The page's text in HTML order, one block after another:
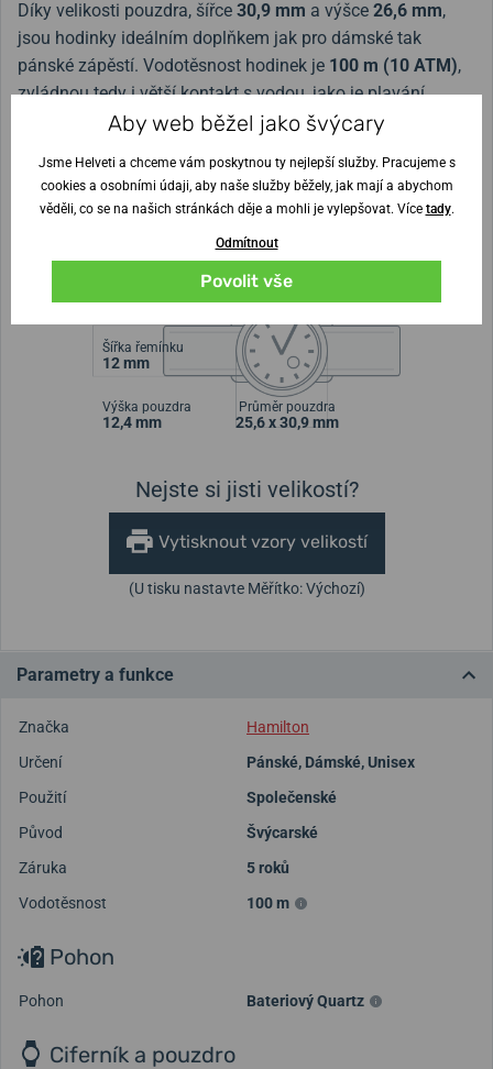
Díky velikosti pouzdra, šířce 30,9 mm a výšce 26,6 mm,
jsou hodinky ideálním doplňkem jak pro dámské tak
pánské zápěstí. Vodotěsnost hodinek je 100 m (10 ATM),
zvládnou tedy i větší kontakt s vodou, jako je plavání.
Originální ocelový náramek na tento model nese označení
H6050000301.
Recenze a testy:
Tvary hodinek a hodinkových pouzder
Šířka řemínku
12 mm
Výška pouzdra
12,4 mm
Průměr pouzdra
25,6 x 30,9 mm
Nejste si jisti velikostí?
Vytisknout vzory velikostí
(U tisku nastavte Měřítko: Výchozí)
Parametry a funkce
Značka
Hamilton
Určení
Pánské, Dámské,Unisex
Použití
Společenské
Původ
Švýcarské
Záruka
5 roků
Vodotěsnost
100 m
Pohon
Pohon Bateriový Quartz
Ciferník a pouzdro
Aby web běžel jako švýcary
Jsme Helveti a chceme vám poskytnou ty nejlepší služby. Pracujeme s
cookies a osobními údaji, aby naše služby běžely, jak mají a abychom
věděli, co se na našich stránkách děje a mohli je vylepšovat. Více tady.
Odmítnout
Povolit vše